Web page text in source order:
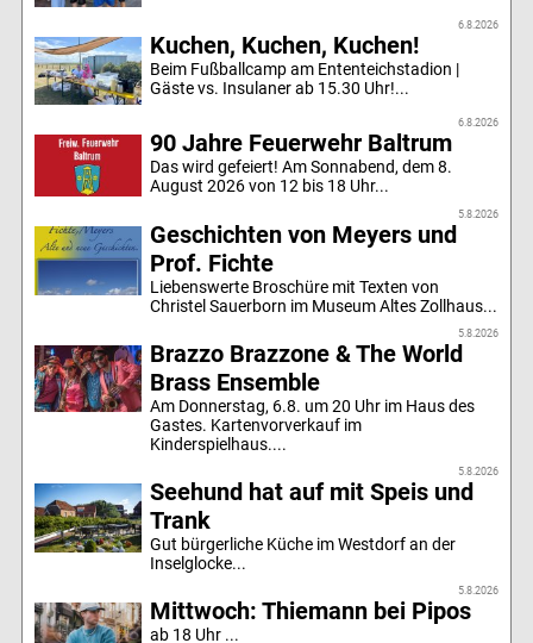
6.8.2026
Kuchen, Kuchen, Kuchen!
Beim Fußballcamp am Ententeichstadion |
Gäste vs. Insulaner ab 15.30 Uhr!...
6.8.2026
90 Jahre Feuerwehr Baltrum
Das wird gefeiert! Am Sonnabend, dem 8.
August 2026 von 12 bis 18 Uhr...
5.8.2026
Geschichten von Meyers und
Prof. Fichte
Liebenswerte Broschüre mit Texten von
Christel Sauerborn im Museum Altes Zollhaus...
5.8.2026
Brazzo Brazzone & The World
Brass Ensemble
Am Donnerstag, 6.8. um 20 Uhr im Haus des
Gastes. Kartenvorverkauf im
Kinderspielhaus....
5.8.2026
Seehund hat auf mit Speis und
Trank
Gut bürgerliche Küche im Westdorf an der
Inselglocke...
5.8.2026
Mittwoch: Thiemann bei Pipos
ab 18 Uhr ...